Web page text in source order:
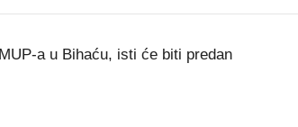
a u Bihaću, isti će biti predan